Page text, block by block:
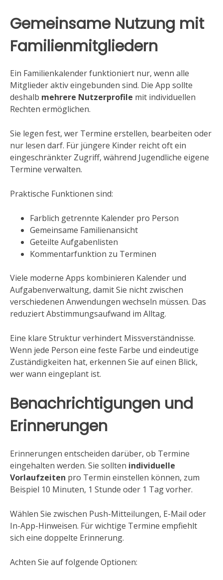
Gemeinsame Nutzung mit
Familienmitgliedern
Ein Familienkalender funktioniert nur, wenn alle
Mitglieder aktiv eingebunden sind. Die App sollte
deshalb mehrere Nutzerprofile mit individuellen
Rechten ermöglichen.
Sie legen fest, wer Termine erstellen, bearbeiten oder
nur lesen darf. Für jüngere Kinder reicht oft ein
eingeschränkter Zugriff, während Jugendliche eigene
Termine verwalten.
Praktische Funktionen sind:
Farblich getrennte Kalender pro Person
Gemeinsame Familienansicht
Geteilte Aufgabenlisten
Kommentarfunktion zu Terminen
Viele moderne Apps kombinieren Kalender und
Aufgabenverwaltung, damit Sie nicht zwischen
verschiedenen Anwendungen wechseln müssen. Das
reduziert Abstimmungsaufwand im Alltag.
Eine klare Struktur verhindert Missverständnisse.
Wenn jede Person eine feste Farbe und eindeutige
Zuständigkeiten hat, erkennen Sie auf einen Blick,
wer wann eingeplant ist.
Benachrichtigungen und
Erinnerungen
Erinnerungen entscheiden darüber, ob Termine
eingehalten werden. Sie sollten individuelle
Vorlaufzeiten pro Termin einstellen können, zum
Beispiel 10 Minuten, 1 Stunde oder 1 Tag vorher.
Wählen Sie zwischen Push-Mitteilungen, E-Mail oder
In-App-Hinweisen. Für wichtige Termine empfiehlt
sich eine doppelte Erinnerung.
Achten Sie auf folgende Optionen: